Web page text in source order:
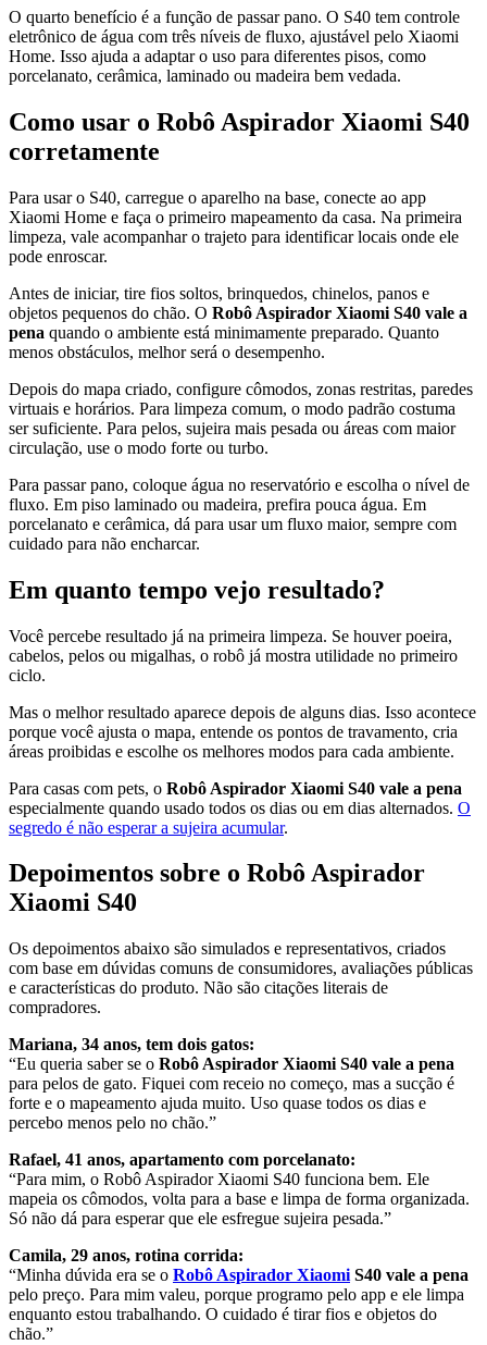
O quarto benefício é a função de passar pano. O S40 tem controle
eletrônico de água com três níveis de fluxo, ajustável pelo Xiaomi
Home. Isso ajuda a adaptar o uso para diferentes pisos, como
porcelanato, cerâmica, laminado ou madeira bem vedada.
Como usar o Robô Aspirador Xiaomi S40
corretamente
Para usar o S40, carregue o aparelho na base, conecte ao app
Xiaomi Home e faça o primeiro mapeamento da casa. Na primeira
limpeza, vale acompanhar o trajeto para identificar locais onde ele
pode enroscar.
Antes de iniciar, tire fios soltos, brinquedos, chinelos, panos e
objetos pequenos do chão. O Robô Aspirador Xiaomi S40 vale a
pena quando o ambiente está minimamente preparado. Quanto
menos obstáculos, melhor será o desempenho.
Depois do mapa criado, configure cômodos, zonas restritas, paredes
virtuais e horários. Para limpeza comum, o modo padrão costuma
ser suficiente. Para pelos, sujeira mais pesada ou áreas com maior
circulação, use o modo forte ou turbo.
Para passar pano, coloque água no reservatório e escolha o nível de
fluxo. Em piso laminado ou madeira, prefira pouca água. Em
porcelanato e cerâmica, dá para usar um fluxo maior, sempre com
cuidado para não encharcar.
Em quanto tempo vejo resultado?
Você percebe resultado já na primeira limpeza. Se houver poeira,
cabelos, pelos ou migalhas, o robô já mostra utilidade no primeiro
ciclo.
Mas o melhor resultado aparece depois de alguns dias. Isso acontece
porque você ajusta o mapa, entende os pontos de travamento, cria
áreas proibidas e escolhe os melhores modos para cada ambiente.
Para casas com pets, o Robô Aspirador Xiaomi S40 vale a pena
especialmente quando usado todos os dias ou em dias alternados. O
segredo é não esperar a sujeira acumular.
Depoimentos sobre o Robô Aspirador
Xiaomi S40
Os depoimentos abaixo são simulados e representativos, criados
com base em dúvidas comuns de consumidores, avaliações públicas
e características do produto. Não são citações literais de
compradores.
Mariana, 34 anos, tem dois gatos:
“Eu queria saber se o Robô Aspirador Xiaomi S40 vale a pena
para pelos de gato. Fiquei com receio no começo, mas a sucção é
forte e o mapeamento ajuda muito. Uso quase todos os dias e
percebo menos pelo no chão.”
Rafael, 41 anos, apartamento com porcelanato:
“Para mim, o Robô Aspirador Xiaomi S40 funciona bem. Ele
mapeia os cômodos, volta para a base e limpa de forma organizada.
Só não dá para esperar que ele esfregue sujeira pesada.”
Camila, 29 anos, rotina corrida:
“Minha dúvida era se o Robô Aspirador Xiaomi S40 vale a pena
pelo preço. Para mim valeu, porque programo pelo app e ele limpa
enquanto estou trabalhando. O cuidado é tirar fios e objetos do
chão.”